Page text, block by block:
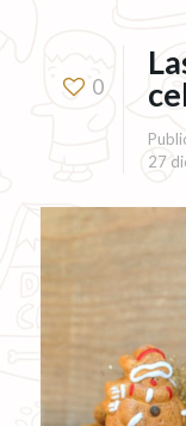
0
27